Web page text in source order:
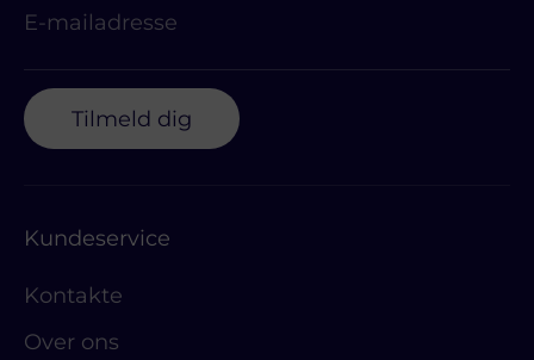
E-mailadresse
Tilmeld dig
Kundeservice
Kontakte
Over ons